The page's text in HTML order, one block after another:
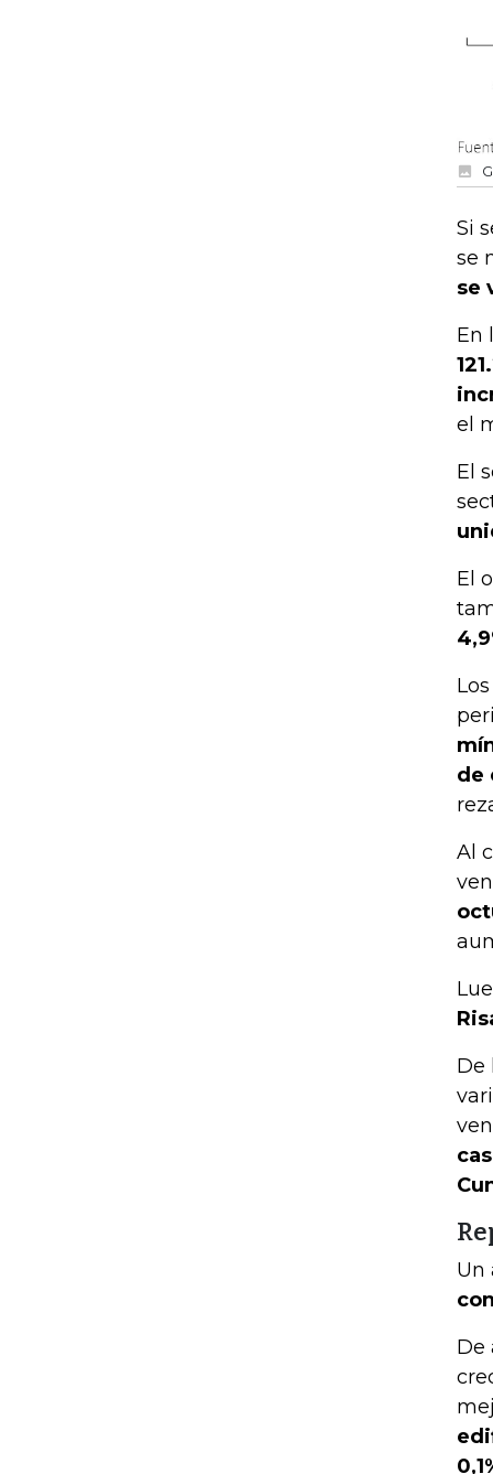
Si
se
se
En
el
El
El
de
Al
De
Un
De